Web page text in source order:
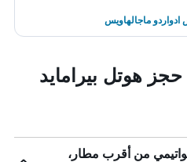
ادواردو ماجالهاويس
حجز هوتل بيرامايد
من أقرب مطار،